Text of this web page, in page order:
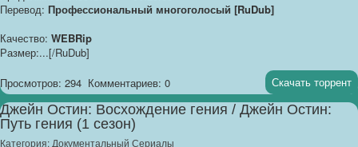
Перевод: Профессиональный многоголосый [RuDub]
Качество: WEBRip
Размер:...[/RuDub]
Просмотров: 294 Комментариев: 0 Скачать торрент
Джейн Остин: Восхождение гения / Джейн Остин:
Путь гения (1 сезон)
Категория: Документальный Сериалы